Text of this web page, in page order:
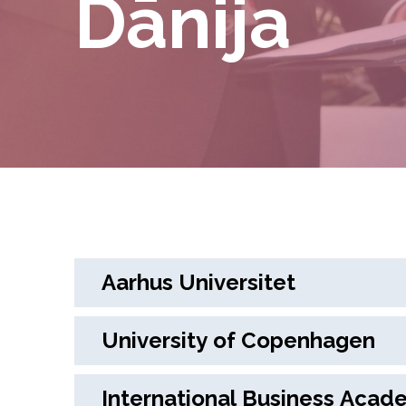
Dānija
Aarhus Universitet
University of Copenhagen
International Business